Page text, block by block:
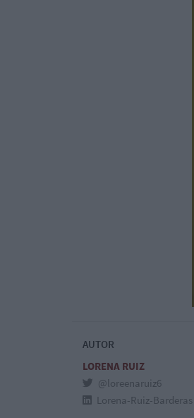
AUTOR
LORENA RUIZ
@loreenaruiz6
Lorena-Ruiz-Barderas